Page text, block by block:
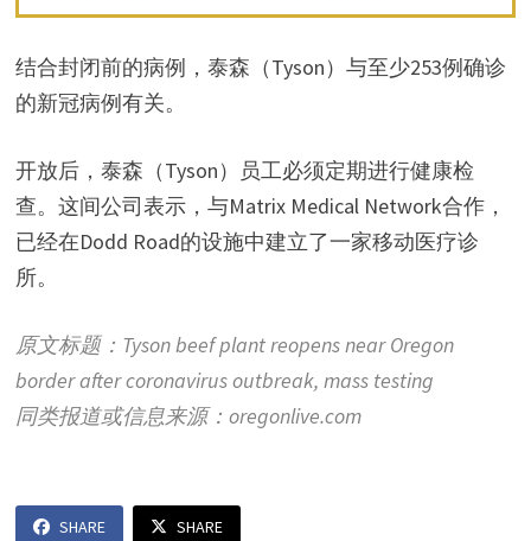
结合封闭前的病例，泰森（Tyson）与至少253例确诊
的新冠病例有关。
开放后，泰森（Tyson）员工必须定期进行健康检
查。这间公司表示，与Matrix Medical Network合作，
已经在Dodd Road的设施中建立了一家移动医疗诊
所。
原文标题：Tyson beef plant reopens near Oregon
border after coronavirus outbreak, mass testing
同类报道或信息来源：oregonlive.com
SHARE SHARE